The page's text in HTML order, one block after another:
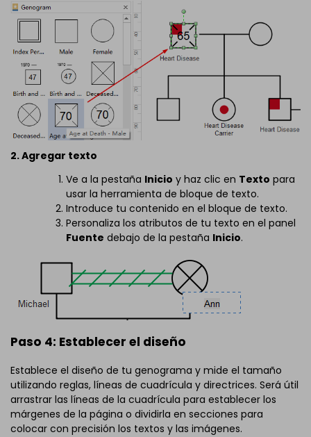
2. Agregar texto
Ve a la pestaña Inicio y haz clic en Texto para
usar la herramienta de bloque de texto.
Introduce tu contenido en el bloque de texto.
Personaliza los atributos de tu texto en el panel
Fuente debajo de la pestaña Inicio.
Paso 4: Establecer el diseño
Establece el diseño de tu genograma y mide el tamaño
utilizando reglas, líneas de cuadrícula y directrices. Será útil
arrastrar las líneas de la cuadrícula para establecer los
márgenes de la página o dividirla en secciones para
colocar con precisión los textos y las imágenes.